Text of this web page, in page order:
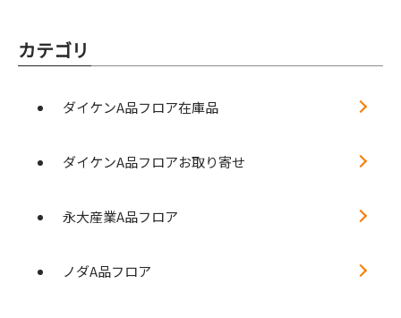
カテゴリ
ダイケンA品フロア在庫品
ダイケンA品フロアお取り寄せ
永大産業A品フロア
ノダA品フロア